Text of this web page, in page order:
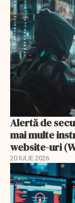
Alertă de
mai multe
website-uri
20 IULIE 2026